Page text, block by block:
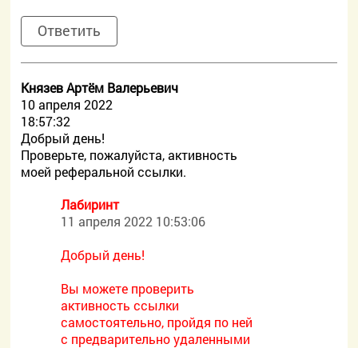
Ответить
Князев Артём Валерьевич
10 апреля 2022
18:57:32
Добрый день!
Проверьте, пожалуйста, активность
моей реферальной ссылки.
Лабиринт
11 апреля 2022 10:53:06
Добрый день!
Вы можете проверить
активность ссылки
самостоятельно, пройдя по ней
с предварительно удаленными